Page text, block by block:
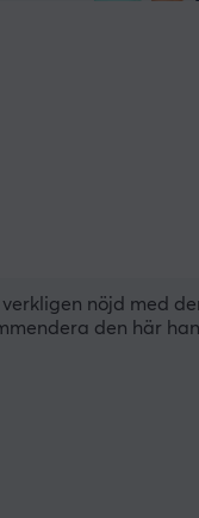
nöjd med
den här